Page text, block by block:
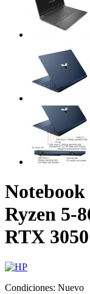
Ryzen 5-
RTX
Condiciones: Nuevo